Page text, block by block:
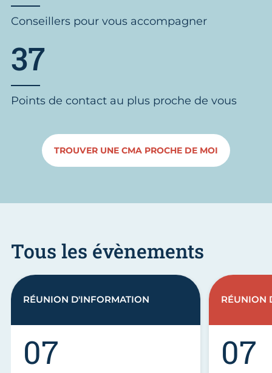
Conseillers pour vous accompagner
37
Points de contact au plus proche de vous
TROUVER UNE CMA PROCHE DE MOI
Tous les évènements
07
RÉUNION D'INFORMATION
07
RÉUNION